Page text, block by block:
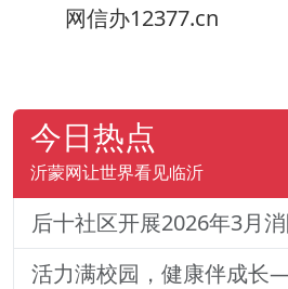
网信办12377.cn
今日热点
沂蒙网让世界看见临沂
后十社区开展2026年3月